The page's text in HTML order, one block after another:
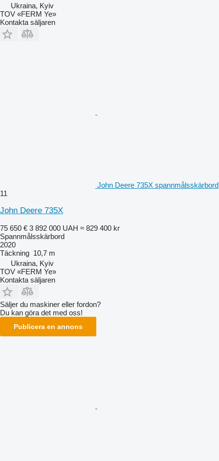
Ukraina, Kyiv
TOV «FERM Ye»
Kontakta säljaren
John Deere 735X spannmålsskärbord
11
John Deere 735X
75 650 € 3 892 000 UAH ≈ 829 400 kr
Spannmålsskärbord
2020
Täckning 10,7 m
Ukraina, Kyiv
TOV «FERM Ye»
Kontakta säljaren
Säljer du maskiner eller fordon?
Du kan göra det med oss!
Publicera en annons